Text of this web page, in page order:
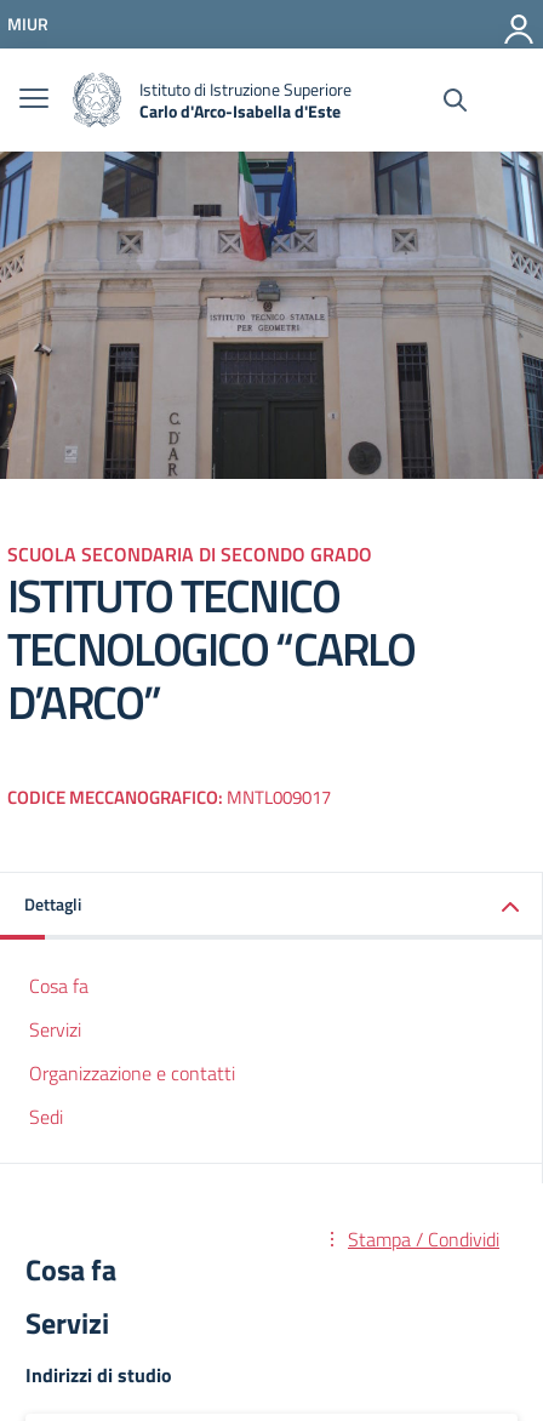
Vai al menu di navigazione
Vai al footer
MIUR
Istituto di Istruzione Superiore
Carlo d'Arco-Isabella d'Este
SCUOLA SECONDARIA DI SECONDO GRADO
ISTITUTO TECNICO
TECNOLOGICO “CARLO
D’ARCO”
CODICE MECCANOGRAFICO: MNTL009017
Dettagli
Cosa fa
Servizi
Organizzazione e contatti
Sedi
Stampa / Condividi
Cosa fa
Servizi
Indirizzi di studio